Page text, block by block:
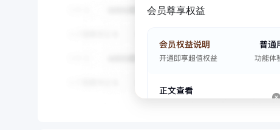
会员尊享权益